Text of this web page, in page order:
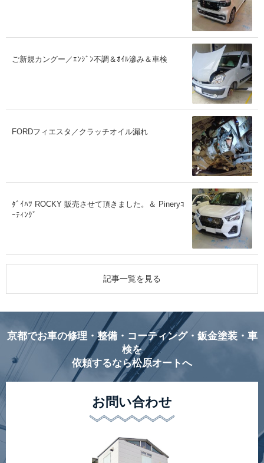
ご新規カングー／ｴﾝｼﾞﾝ不調＆ｵｲﾙ滲み＆車検
FORDフィエスタ／クラッチオイル漏れ
ﾀﾞｲﾊﾂ ROCKY 販売させて頂きました。＆ Pineryｺ
ｰﾃｨﾝｸﾞ
記事一覧を見る
京都でお車の修理・整備・コーティング・鈑金塗装・車
検を
依頼するなら松原オートへ
お問い合わせ